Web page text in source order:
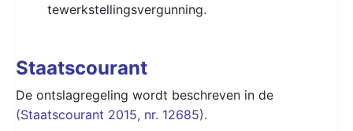
tewerkstellingsvergunning.
Staatscourant
De ontslagregeling wordt beschreven in de
(Staatscourant 2015, nr. 12685).